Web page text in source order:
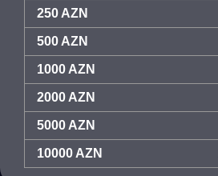
250 AZN
500 AZN
1000 AZN
2000 AZN
5000 AZN
10000 AZN